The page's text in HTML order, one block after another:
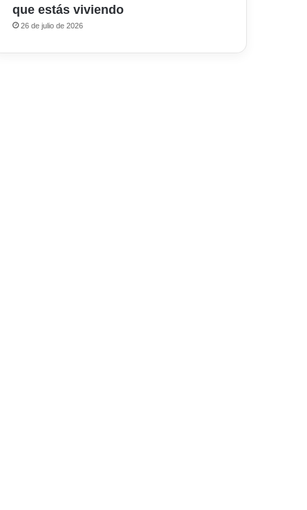
que estás viviendo
26 de julio de 2026